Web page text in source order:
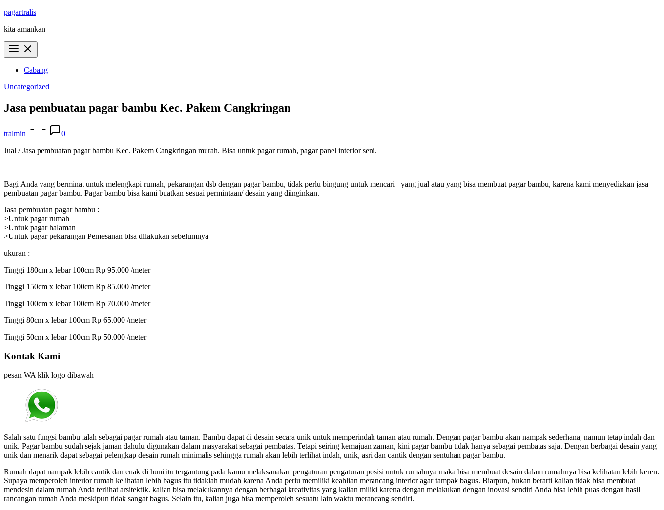
Skip
content
pagartralis
kita amankan
Cabang
Uncategorized
Jasa pembuatan pagar bambu Kec. Pakem Cangkringan
tralmin
0
Jual / Jasa pembuatan pagar bambu Kec. Pakem Cangkringan murah. Bisa untuk pagar rumah, pagar panel interior seni.
Bagi Anda yang berminat untuk melengkapi rumah, pekarangan dsb dengan pagar bambu, tidak perlu bingung untuk mencari yang jual atau yang bisa membuat pagar bambu, karena kami menyediakan jasa
pembuatan pagar bambu. Pagar bambu bisa kami buatkan sesuai permintaan/ desain yang diinginkan.
Jasa pembuatan pagar bambu :
>Untuk pagar rumah
>Untuk pagar halaman
>Untuk pagar pekarangan Pemesanan bisa dilakukan sebelumnya
ukuran :
Tinggi 180cm x lebar 100cm Rp 95.000 /meter
Tinggi 150cm x lebar 100cm Rp 85.000 /meter
Tinggi 100cm x lebar 100cm Rp 70.000 /meter
Tinggi 80cm x lebar 100cm Rp 65.000 /meter
Tinggi 50cm x lebar 100cm Rp 50.000 /meter
Kontak Kami
pesan WA klik logo dibawah
Salah satu fungsi bambu ialah sebagai pagar rumah atau taman. Bambu dapat di desain secara unik untuk memperindah taman atau rumah. Dengan pagar bambu akan nampak sederhana, namun tetap indah dan
unik. Pagar bambu sudah sejak jaman dahulu digunakan dalam masyarakat sebagai pembatas. Tetapi seiring kemajuan zaman, kini pagar bambu tidak hanya sebagai pembatas saja. Dengan berbagai desain yang
unik dan menarik dapat sebagai pelengkap desain rumah minimalis sehingga rumah akan lebih terlihat indah, unik, asri dan cantik dengan sentuhan pagar bambu.
Rumah dapat nampak lebih cantik dan enak di huni itu tergantung pada kamu melaksanakan pengaturan pengaturan posisi untuk rumahnya maka bisa membuat desain dalam rumahnya bisa kelihatan lebih keren.
Supaya memperoleh interior rumah kelihatan lebih bagus itu tidaklah mudah karena Anda perlu memiliki keahlian merancang interior agar tampak bagus. Biarpun, bukan berarti kalian tidak bisa membuat
mendesin dalam rumah Anda terlihat arsitektik. kalian bisa melakukannya dengan berbagai kreativitas yang kalian miliki karena dengan melakukan dengan inovasi sendiri Anda bisa lebih puas dengan hasil
rancangan rumah Anda meskipun tidak sangat bagus. Selain itu, kalian juga bisa memperoleh sesuatu lain waktu merancang sendiri.